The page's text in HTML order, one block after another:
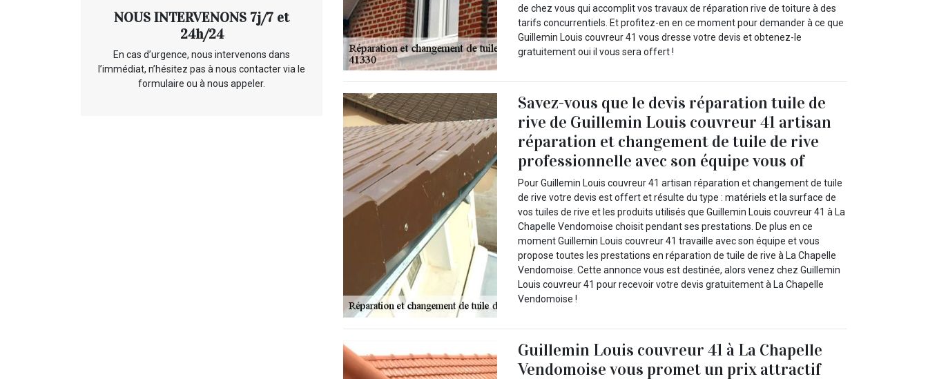
NOUS INTERVENONS 7j/7 et
24h/24
En cas d’urgence, nous intervenons dans
l’immédiat, n’hésitez pas à nous contacter via le
formulaire ou à nous appeler.
de chez vous qui accomplit vos travaux de réparation rive de toiture à des
tarifs concurrentiels. Et profitez-en en ce moment pour demander à ce que
Guillemin Louis couvreur 41 vous dresse votre devis et obtenez-le
gratuitement oui il vous sera offert !
Savez-vous que le devis réparation tuile de
rive de Guillemin Louis couvreur 41 artisan
réparation et changement de tuile de rive
professionnelle avec son équipe vous of
Pour Guillemin Louis couvreur 41 artisan réparation et changement de tuile
de rive votre devis est offert et résulte du type : matériels et la surface de
vos tuiles de rive et les produits utilisés que Guillemin Louis couvreur 41 à La
Chapelle Vendomoise choisit pendant ses prestations. De plus en ce
moment Guillemin Louis couvreur 41 travaille avec son équipe et vous
propose toutes les prestations en réparation de tuile de rive à La Chapelle
Vendomoise. Cette annonce vous est destinée, alors venez chez Guillemin
Louis couvreur 41 pour recevoir votre devis gratuitement à La Chapelle
Vendomoise !
Guillemin Louis couvreur 41 à La Chapelle
Vendomoise vous promet un prix attractif